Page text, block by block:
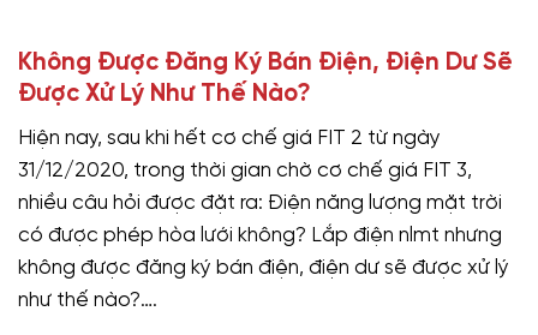
Không Được Đăng Ký Bán Điện, Điện Dư Sẽ
Được Xử Lý Như Thế Nào?
Hiện nay, sau khi hết cơ chế giá FIT 2 từ ngày
31/12/2020, trong thời gian chờ cơ chế giá FIT 3,
nhiều câu hỏi được đặt ra: Điện năng lượng mặt trời
có được phép hòa lưới không? Lắp điện nlmt nhưng
không được đăng ký bán điện, điện dư sẽ được xử lý
như thế nào?….